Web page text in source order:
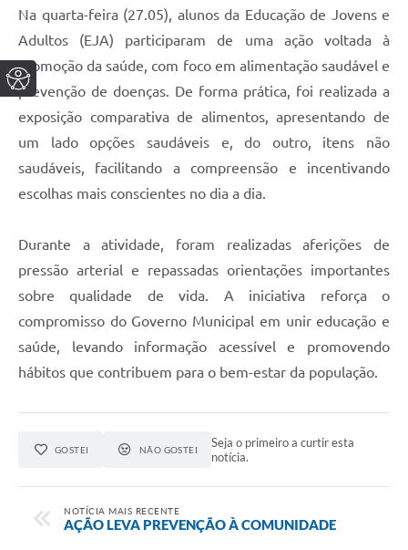
Na quarta-feira (27.05), alunos da Educação de Jovens e
Adultos (EJA) participaram de uma ação voltada à
promoção da saúde, com foco em alimentação saudável e
prevenção de doenças. De forma prática, foi realizada a
exposição comparativa de alimentos, apresentando de
um lado opções saudáveis e, do outro, itens não
saudáveis, facilitando a compreensão e incentivando
escolhas mais conscientes no dia a dia.
Durante a atividade, foram realizadas aferições de
pressão arterial e repassadas orientações importantes
sobre qualidade de vida. A iniciativa reforça o
compromisso do Governo Municipal em unir educação e
saúde, levando informação acessível e promovendo
hábitos que contribuem para o bem-estar da população.
GOSTEI NÃO GOSTEI
Seja o primeiro a curtir esta
notícia.
NOTÍCIA MAIS RECENTE
AÇÃO LEVA PREVENÇÃO À COMUNIDADE